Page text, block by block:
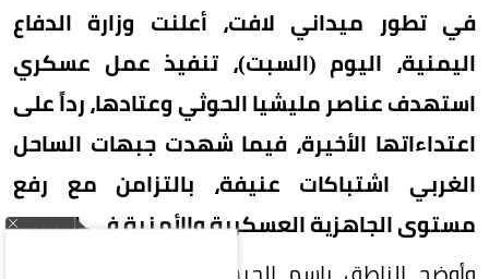
في تطور ميداني لافت، أعلنت وزارة الدفاع
اليمنية، اليوم (السبت)، تنفيذ عمل عسكري
استهدف عناصر مليشيا الحوثي وعتادها، رداً على
اعتداءاتها الأخيرة، فيما شهدت جبهات الساحل
الغربي اشتباكات عنيفة، بالتزامن مع رفع
مستوى الجاهزية العسكرية والأمنية في البلاد.